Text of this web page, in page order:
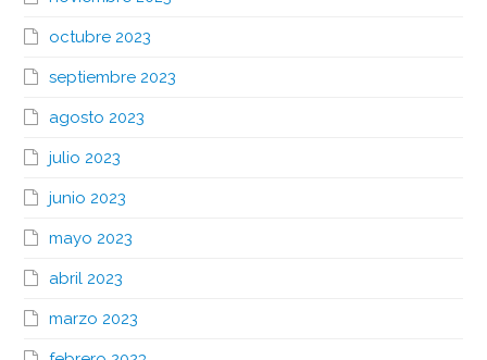
octubre 2023
septiembre 2023
agosto 2023
julio 2023
junio 2023
mayo 2023
abril 2023
marzo 2023